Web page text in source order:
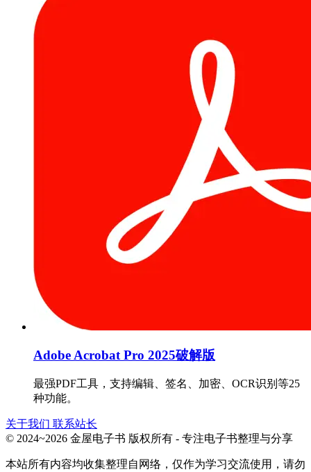
Adobe Acrobat Pro 2025破解版
最强PDF工具，支持编辑、签名、加密、OCR识别等25
种功能。
关于我们 联系站长
© 2024~2026 金屋电子书 版权所有 - 专注电子书整理与分享
本站所有内容均收集整理自网络，仅作为学习交流使用，请勿